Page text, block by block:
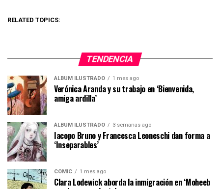
RELATED TOPICS:
TENDENCIA
ÁLBUM ILUSTRADO 1 mes ago
Verónica Aranda y su trabajo en ‘Bienvenida,
amiga ardilla’
ÁLBUM ILUSTRADO 3 semanas ago
Iacopo Bruno y Francesca Leoneschi dan forma a
‘Inseparables’
CÓMIC 1 mes ago
Clara Lodewick aborda la inmigración en ‘Moheeb